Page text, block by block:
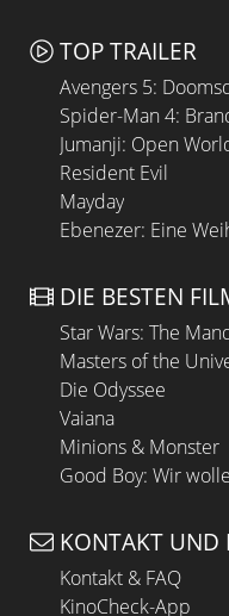
TOP TRAILER
Avengers 5:
Spider-Man 4:
Jumanji: Open
Resident Evil
Mayday
Ebenezer: Eine
DIE BESTEN
Star Wars: The
Masters of the
Die Odyssee
Vaiana
Minions & Monster
Good Boy: Wir
KONTAKT UND
Kontakt & FAQ
KinoCheck-App